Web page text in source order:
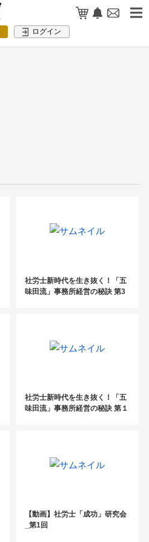
ログイン
社労士新時代を生き抜く！「五
味田流」事務所経営の秘訣 第3
社労士新時代を生き抜く！「五
味田流」事務所経営の秘訣 第１
【動画】社労士「成功」研究会
_第1回